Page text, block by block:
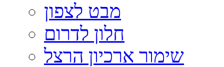
מבט לצפון
חלון לדרום
שימור ארכיון הרצל